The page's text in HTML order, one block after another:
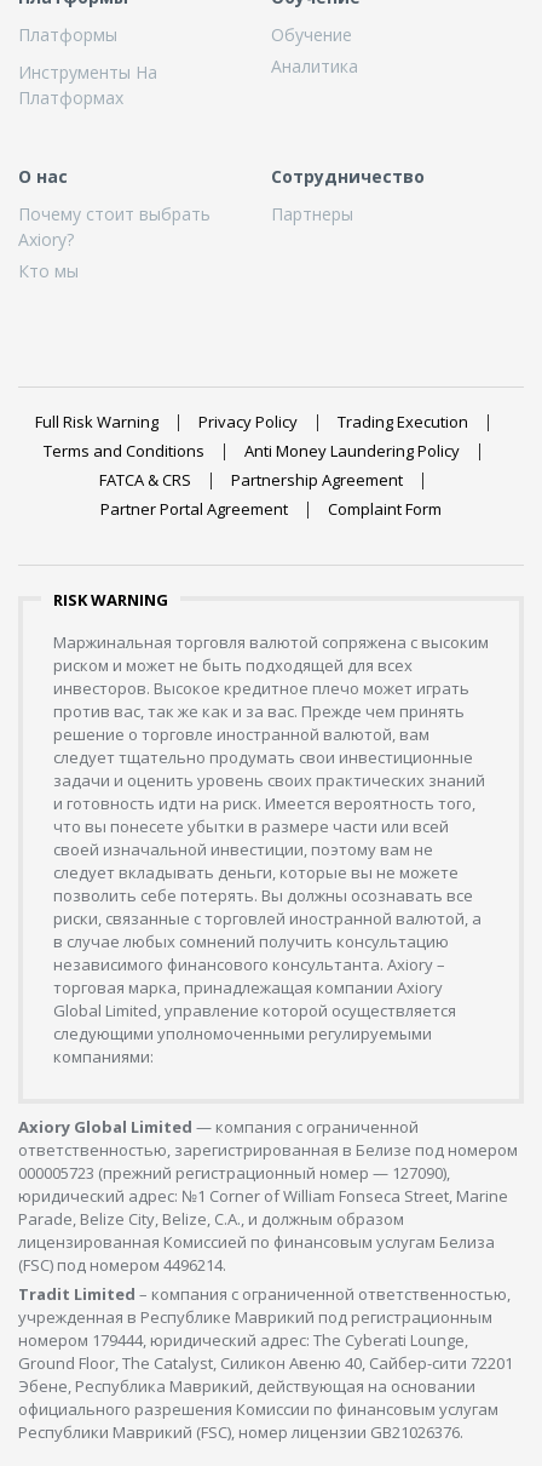
Платформы
Инструменты На
Платформах
Обучение
Аналитика
О нас
Почему стоит выбрать
Axiory?
Кто мы
Сотрудничество
Партнеры
Full Risk Warning Privacy Policy
Trading Execution
Terms and Conditions
Anti Money Laundering Policy
FATCA & CRS
Partnership Agreement
Partner Portal Agreement
Complaint Form
RISK WARNING
Маржинальная торговля валютой сопряжена с высоким
риском и может не быть подходящей для всех
инвесторов. Высокое кредитное плечо может играть
против вас, так же как и за вас. Прежде чем принять
решение о торговле иностранной валютой, вам
следует тщательно продумать свои инвестиционные
задачи и оценить уровень своих практических знаний
и готовность идти на риск. Имеется вероятность того,
что вы понесете убытки в размере части или всей
своей изначальной инвестиции, поэтому вам не
следует вкладывать деньги, которые вы не можете
позволить себе потерять. Вы должны осознавать все
риски, связанные с торговлей иностранной валютой, а
в случае любых сомнений получить консультацию
независимого финансового консультанта. Axiory –
торговая марка, принадлежащая компании Axiory
Global Limited, управление которой осуществляется
следующими уполномоченными регулируемыми
компаниями:
Axiory Global Limited — компания с ограниченной
ответственностью, зарегистрированная в Белизе под номером
000005723 (прежний регистрационный номер — 127090),
юридический адрес: №1 Corner of William Fonseca Street, Marine
Parade, Belize City, Belize, C.A., и должным образом
лицензированная Комиссией по финансовым услугам Белиза
(FSC) под номером 4496214.
Tradit Limited – компания с ограниченной ответственностью,
учрежденная в Республике Маврикий под регистрационным
номером 179444, юридический адрес: The Cyberati Lounge,
Ground Floor, The Catalyst, Силикон Авеню 40, Сайбер-сити 72201
Эбене, Республика Маврикий, действующая на основании
официального разрешения Комиссии по финансовым услугам
Республики Маврикий (FSC), номер лицензии GB21026376.